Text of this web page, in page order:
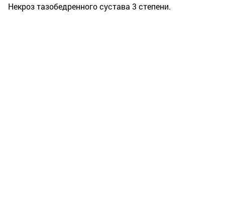
Некроз тазобедренного сустава 3 степени.